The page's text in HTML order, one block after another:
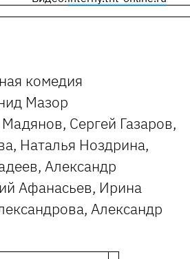
комедия
Мазор
Сергей Газаров,
Наталья Ноздрина,
Александр
Афанасьев, Ирина
Александр